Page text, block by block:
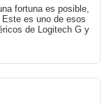
fortuna es posible,
es uno de esos
de Logitech G y